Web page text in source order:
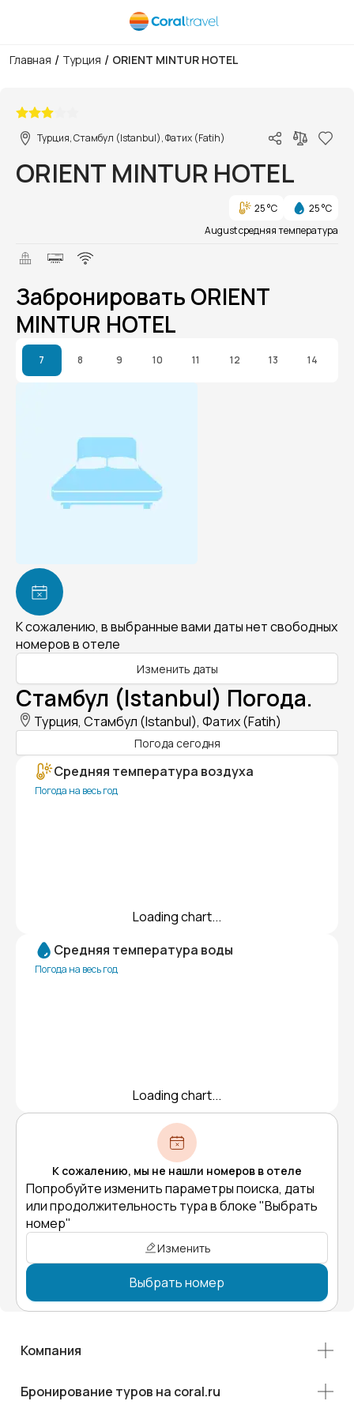
Главная / Турция / ORIENT MINTUR HOTEL
Турция, Стамбул (Istanbul), Фатих (Fatih)
ORIENT MINTUR HOTEL
25 °C
25 °C
August средняя температура
Забронировать ORIENT
MINTUR HOTEL
7 8 9 10 11 12 13 14
К сожалению, в выбранные вами даты нет свободных
номеров в отеле
Изменить даты
Стамбул (Istanbul) Погода.
Турция, Стамбул (Istanbul), Фатих (Fatih)
Погода сегодня
Средняя температура воздуха
Погода на весь год
Loading chart...
Средняя температура воды
Погода на весь год
Loading chart...
К сожалению, мы не нашли номеров в отеле
Попробуйте изменить параметры поиска, даты
или продолжительность тура в блоке "Выбрать
номер"
Изменить
Выбрать номер
Компания
Бронирование туров на coral.ru